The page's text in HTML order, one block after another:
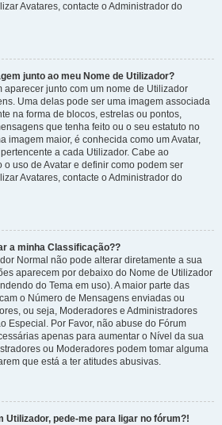
Avatares, contacte o Administrador do
junto ao meu Nome de Utilizador?
aparecer junto com um nome de Utilizador
Uma delas pode ser uma imagem associada
na forma de blocos, estrelas ou pontos,
que tenha feito ou o seu estatuto no
imagem maior, é conhecida como um Avatar,
a cada Utilizador. Cabe ao
uso de Avatar e definir como podem ser
Avatares, contacte o Administrador do
a minha Classificação??
Normal não pode alterar diretamente a sua
aparecem por debaixo do Nome de Utilizador
do Tema em uso). A maior parte das
o Número de Mensagens enviadas ou
ou seja, Moderadores e Administradores
Especial. Por Favor, não abuse do Fórum
apenas para aumentar o Nível da sua
ou Moderadores podem tomar alguma
que está a ter atitudes abusivas.
Utilizador, pede-me para ligar no fórum?!